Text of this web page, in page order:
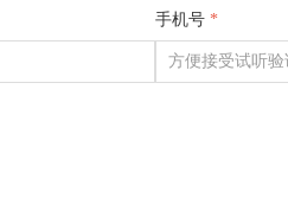
手机号 *